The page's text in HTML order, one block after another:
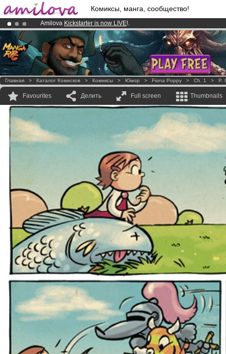
Комиксы, манга, сообщество!
Amilova Kickstarter is now LIVE!.
Premium membership from3.95 eurosper month !Get membership
Already 100000 membersand 1000 comics & mangas!.
Главная > Каталог Комисков > Комиксы > Юмор > Fiona Poppy > Ch. 1 > P.
Favourites Делить Full screen Thumbnails